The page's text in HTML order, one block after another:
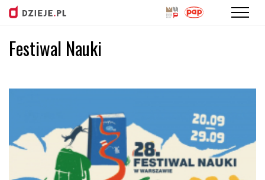
Festiwal Nauki